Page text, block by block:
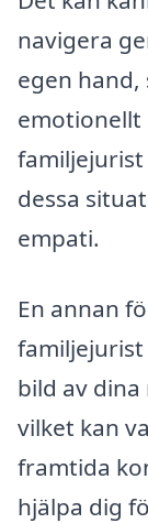
navigera
egen
emotionellt
dessa
empati.
En annan
bild av
vilket kan
framtida
hjälpa dig